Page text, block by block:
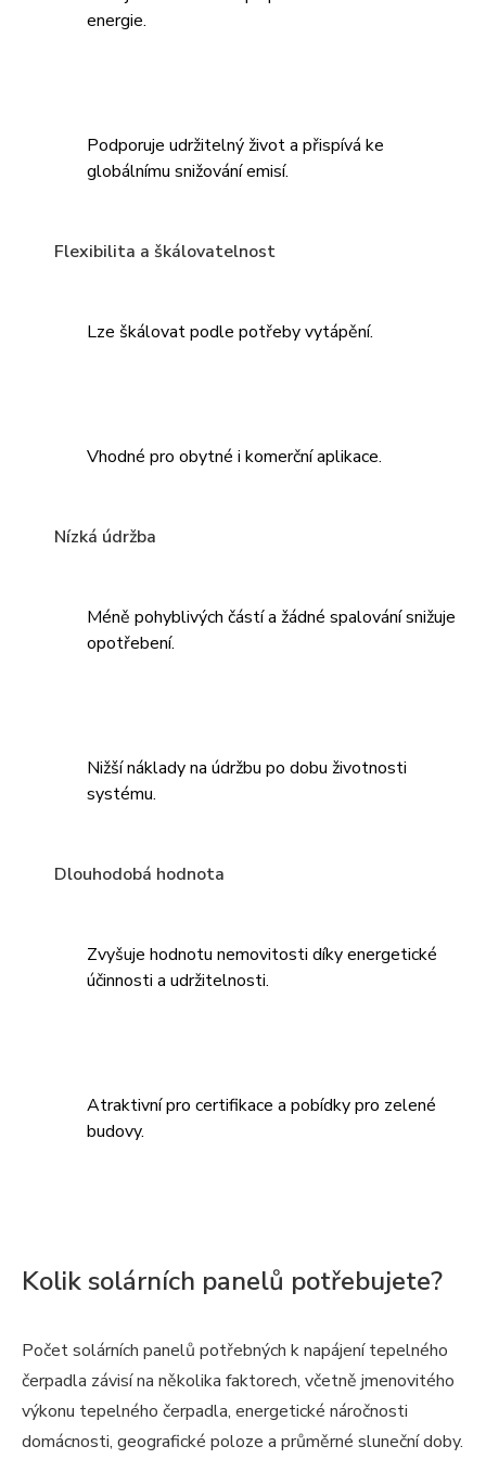
energie.
Podporuje udržitelný život a přispívá ke
globálnímu snižování emisí.
Flexibilita a škálovatelnost
Lze škálovat podle potřeby vytápění.
Vhodné pro obytné i komerční aplikace.
Nízká údržba
Méně pohyblivých částí a žádné spalování snižuje
opotřebení.
Nižší náklady na údržbu po dobu životnosti
systému.
Dlouhodobá hodnota
Zvyšuje hodnotu nemovitosti díky energetické
účinnosti a udržitelnosti.
Atraktivní pro certifikace a pobídky pro zelené
budovy.
Kolik solárních panelů potřebujete?
Počet solárních panelů potřebných k napájení tepelného
čerpadla závisí na několika faktorech, včetně jmenovitého
výkonu tepelného čerpadla, energetické náročnosti
domácnosti, geografické poloze a průměrné sluneční doby.